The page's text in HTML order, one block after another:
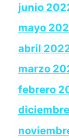
junio
mayo
abril
marzo
febrero